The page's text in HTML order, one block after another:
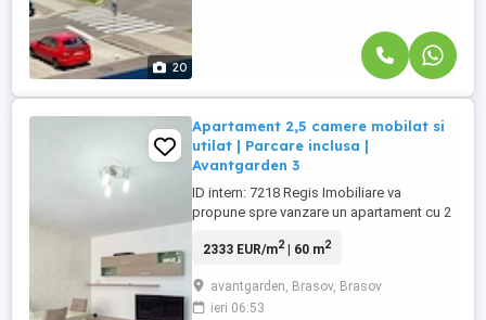
20
Apartament 2,5 camere mobilat si
utilat | Parcare inclusa |
Avantgarden 3
ID intern: 7218 Regis Imobiliare va
propune spre vanzare un apartament cu 2
poate fi amenajata ca dressing, birou sau
Avantgarden 3 din Brasov. Apartamentul
are o suprafata utila de 60 mp, la care se
2333 EUR/m2| 60 m2
avantgarden, Brasov, Brasov
ieri 06:53